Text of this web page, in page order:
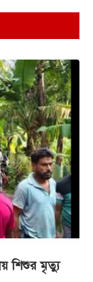
শিশুর মৃত্যু